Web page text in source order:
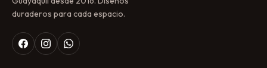
duraderos para cada espacio.